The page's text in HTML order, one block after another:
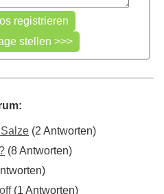
(2 Antworten)
(8 Antworten)
(1 Antworten)